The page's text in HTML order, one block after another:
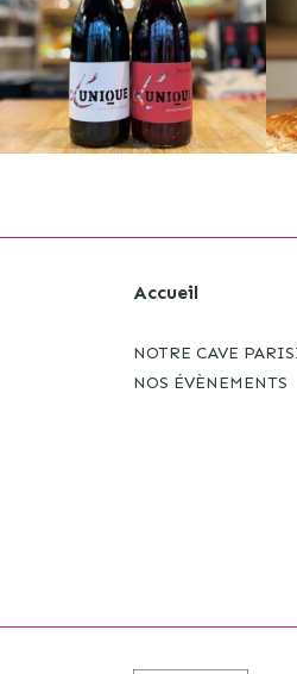
Accueil
NOTRE CAVE
NOS ÉVÈNEMENTS